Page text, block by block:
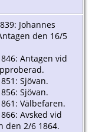
Johannes
den 16/5
Antagen vid
Sjövan.
Sjövan.
Välbefaren.
Avsked vid
den 2/6 1864.